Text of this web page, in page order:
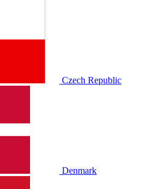
Czech Republic
Denmark